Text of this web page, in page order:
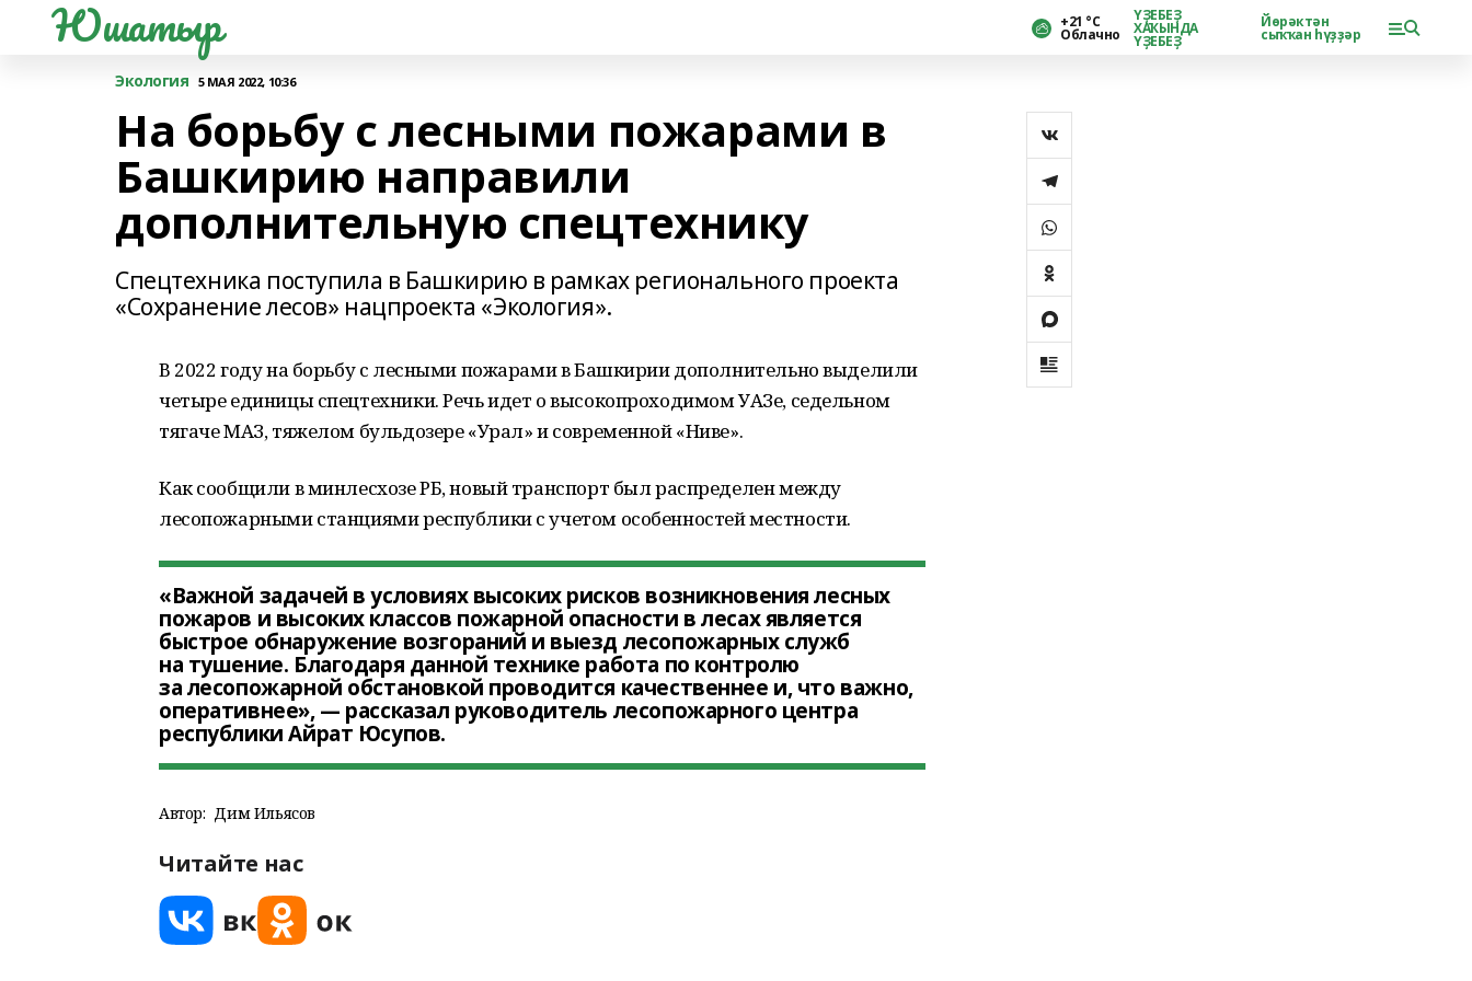
Юшатыр +21 °С
Облачно
ҮҘЕБЕҘ
ХАҠЫНДА
ҮҘЕБЕҘ
Йөрәктән
сыҡҡан һүҙҙәр
Экология 5 МАЯ 2022, 10:36
На борьбу с лесными пожарами в
Башкирию направили
дополнительную спецтехнику
Спецтехника поступила в Башкирию в рамках регионального проекта
«Сохранение лесов» нацпроекта «Экология».
В 2022 году на борьбу с лесными пожарами в Башкирии дополнительно выделили
четыре единицы спецтехники. Речь идет о высокопроходимом УАЗе, седельном
тягаче МАЗ, тяжелом бульдозере «Урал» и современной «Ниве».
Как сообщили в минлесхозе РБ, новый транспорт был распределен между
лесопожарными станциями республики с учетом особенностей местности.
«Важной задачей в условиях высоких рисков возникновения лесных
пожаров и высоких классов пожарной опасности в лесах является
быстрое обнаружение возгораний и выезд лесопожарных служб
на тушение. Благодаря данной технике работа по контролю
за лесопожарной обстановкой проводится качественнее и, что важно,
оперативнее», — рассказал руководитель лесопожарного центра
республики Айрат Юсупов.
Автор: Дим Ильясов
Читайте нас